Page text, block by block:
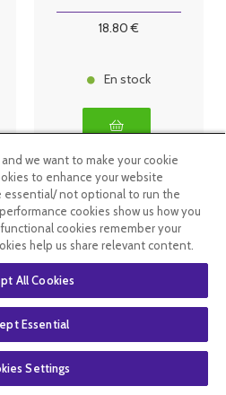
18.80 €
En stock
du Suédois
we want to make your cookie
to enhance your website
essential/ not optional to run the
cookies show us how you
cookies remember your
help us share relevant content.
All Cookies
Essential
Settings